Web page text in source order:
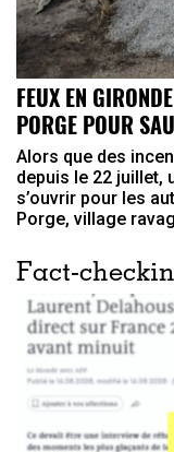
FEUX EN
PORGE POUR
Alors que des
depuis le 22 juillet,
s’ouvrir pour les
Porge, village
Fact-